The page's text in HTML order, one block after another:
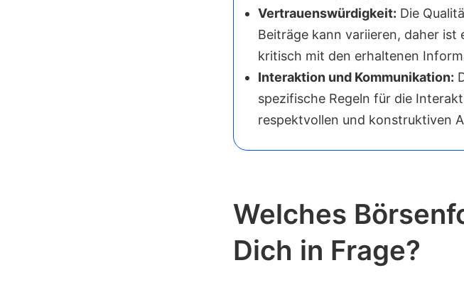
Vertrauenswürdigkeit: Die
Beiträge kann variieren, daher ist
kritisch mit den erhaltenen
Interaktion und Kommunikation:
spezifische Regeln für die
respektvollen und konstruktiven
Welches
Dich in Frage?